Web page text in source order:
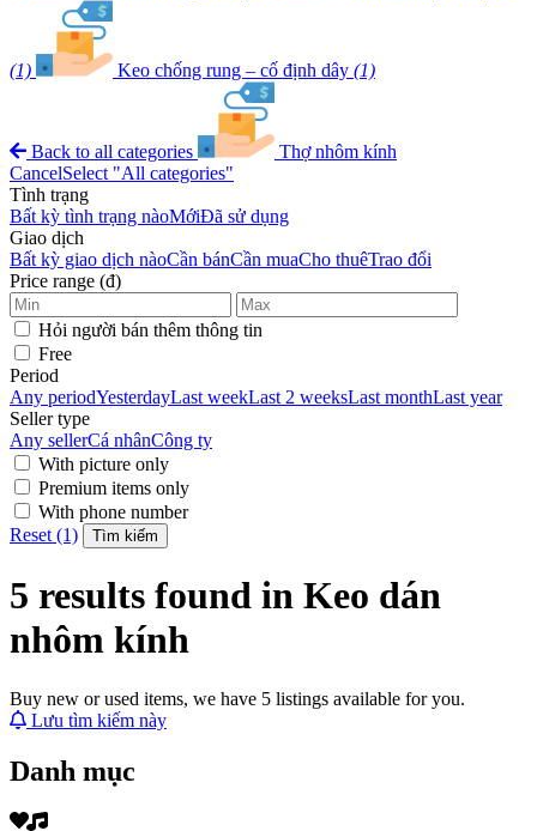
(1) Keo chống rung – cố định dây (1)
Back to all categories
Thợ nhôm kính
CancelSelect "All categories"
Tình trạng
Bất kỳ tình trạng nàoMớiĐã sử dụng
Giao dịch
Bất kỳ giao dịch nàoCần bánCần muaCho thuêTrao đổi
Price range (đ)
Hỏi người bán thêm thông tin
Free
Period
Any periodYesterdayLast weekLast 2 weeksLast monthLast year
Seller type
Any sellerCá nhânCông ty
With picture only
Premium items only
With phone number
Reset (1)
Tìm kiếm
5 results found in Keo dán
nhôm kính
Buy new or used items, we have 5 listings available for you.
Lưu tìm kiếm này
Danh mục